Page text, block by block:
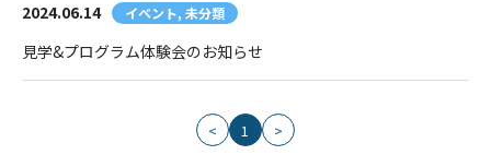
2024.06.14 イベント, 未分類
見学&プログラム体験会のお知らせ
< 1 >